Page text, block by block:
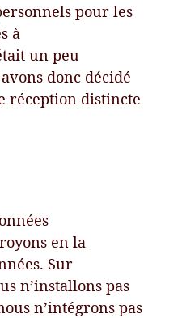
pour les
à
un peu
donc décidé
réception distincte
en la
Sur
n’installons pas
n’intégrons pas